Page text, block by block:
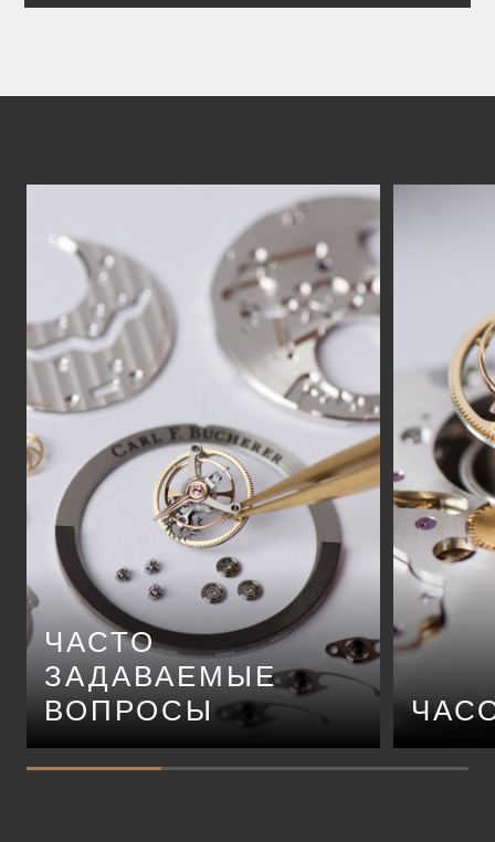
ЧАСТО
ЗАДАВАЕМЫЕ
ВОПРОСЫ